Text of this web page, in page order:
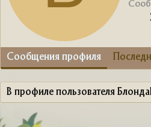
Сообщения профиля
В профиле пользователя